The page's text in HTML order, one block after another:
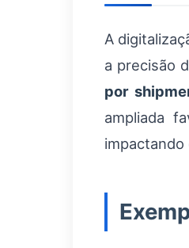
A
a precisão
por
ampliada